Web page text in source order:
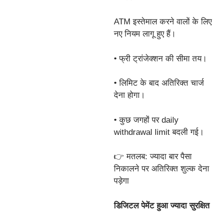
ATM इस्तेमाल करने वालों के लिए
नए नियम लागू हुए हैं।
• फ्री ट्रांजेक्शन की सीमा तय।
• लिमिट के बाद अतिरिक्त चार्ज
देना होगा।
• कुछ जगहों पर daily
withdrawal limit बदली गई।
👉 मतलब: ज्यादा बार पैसा
निकालने पर अतिरिक्त शुल्क देना
पड़ेगा
डिजिटल पेमेंट हुआ ज्यादा सुरक्षित